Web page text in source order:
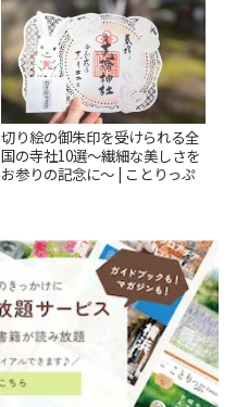
切り絵の御朱印を受けられる全
国の寺社10選〜繊細な美しさを
お参りの記念に〜 | ことりっぷ